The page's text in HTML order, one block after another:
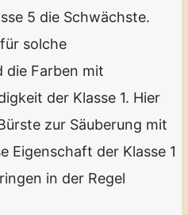
5 die Schwächste.
solche
die Farben mit
der Klasse 1. Hier
zur Säuberung mit
Eigenschaft der Klasse 1
in der Regel